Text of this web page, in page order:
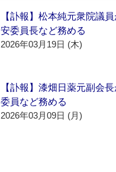
【訃報】松本純元衆院議
安委員長など務める
2026年03月19日 (木)
【訃報】漆畑日薬元副会
委員など務める
2026年03月09日 (月)